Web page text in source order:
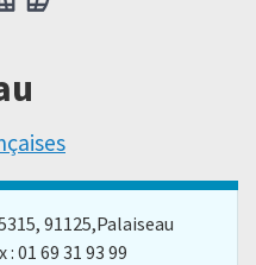
91125,Palaiseau
: 01 69 31 93 99